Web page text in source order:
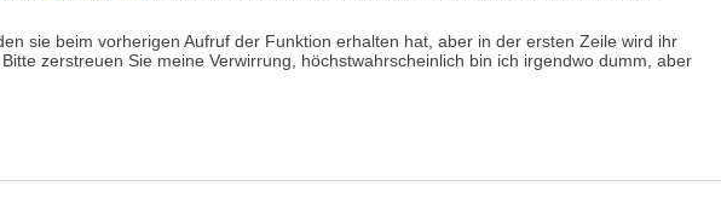
sie beim vorherigen Aufruf der Funktion erhalten hat, aber in der ersten Zeile wird ihr
zerstreuen Sie meine Verwirrung, höchstwahrscheinlich bin ich irgendwo dumm, aber